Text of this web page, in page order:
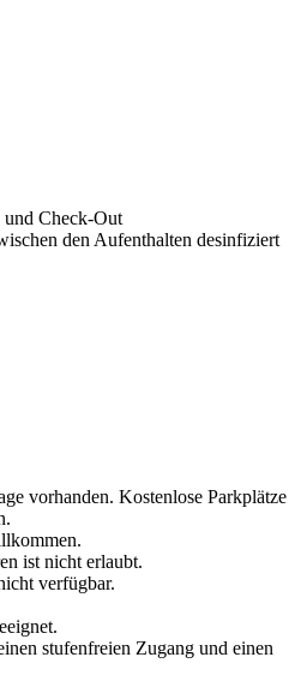
Check-Out
den Aufenthalten desinfiziert
vorhanden. Kostenlose Parkplätze
ist nicht erlaubt.
verfügbar.
stufenfreien Zugang und einen